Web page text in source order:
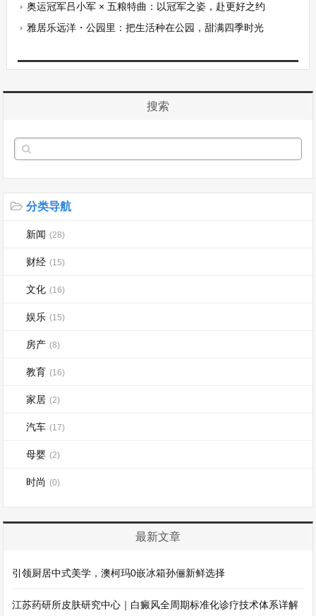
奥运冠军吕小军 × 五粮特曲：以冠军之姿，赴更好之约
雅居乐远洋・公园里：把生活种在公园，甜满四季时光
搜索
分类导航
新闻 (28)
财经 (15)
文化 (16)
娱乐 (15)
房产 (8)
教育 (16)
家居 (2)
汽车 (17)
母婴 (2)
时尚 (0)
最新文章
引领厨居中式美学，澳柯玛0嵌冰箱孙俪新鲜选择
江苏药研所皮肤研究中心｜白癜风全周期标准化诊疗技术体系详解